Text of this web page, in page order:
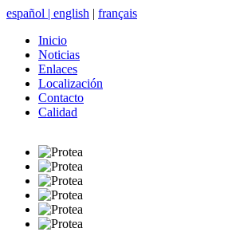
español | english | français
Inicio
Noticias
Enlaces
Localización
Contacto
Calidad